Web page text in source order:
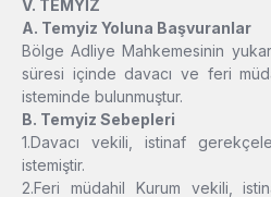
V. TEMYİZ
A. Temyiz Yoluna Başvuranlar
Bölge Adliye Mahkemesinin
süresi içinde davacı ve feri
isteminde bulunmuştur.
B. Temyiz Sebepleri
1.Davacı vekili, istinaf
istemiştir.
2.Feri müdahil Kurum vekili,